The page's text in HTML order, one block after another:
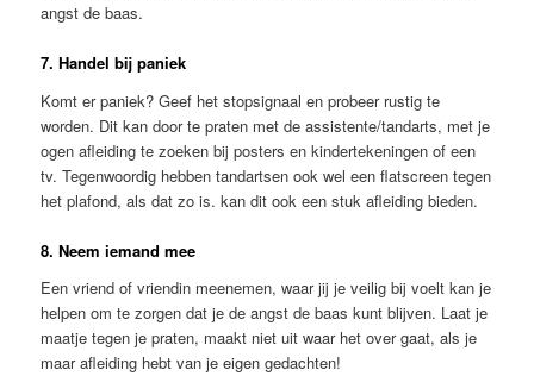
angst de baas.
7. Handel bij paniek
Komt er paniek? Geef het stopsignaal en probeer rustig te
worden. Dit kan door te praten met de assistente/tandarts, met je
ogen afleiding te zoeken bij posters en kindertekeningen of een
tv. Tegenwoordig hebben tandartsen ook wel een flatscreen tegen
het plafond, als dat zo is. kan dit ook een stuk afleiding bieden.
8. Neem iemand mee
Een vriend of vriendin meenemen, waar jij je veilig bij voelt kan je
helpen om te zorgen dat je de angst de baas kunt blijven. Laat je
maatje tegen je praten, maakt niet uit waar het over gaat, als je
maar afleiding hebt van je eigen gedachten!